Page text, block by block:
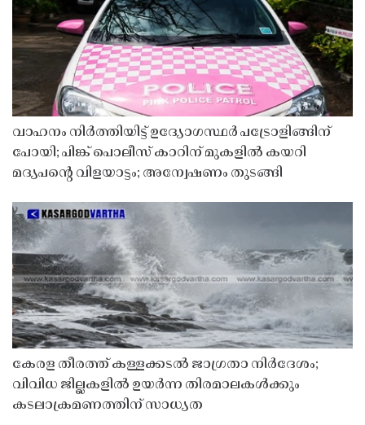
വാഹനം നിർത്തിയിട്ട് ഉദ്യോഗസ്ഥർ പട്രോളിങ്ങിന്
പോയി; പിങ്ക് പൊലീസ് കാറിന് മുകളിൽ കയറി
മദ്യപൻ്റെ വിളയാട്ടം; അന്വേഷണം തുടങ്ങി
കേരള തീരത്ത് കള്ളക്കടൽ ജാഗ്രതാ നിർദേശം;
വിവിധ ജില്ലകളിൽ ഉയർന്ന തിരമാലകൾക്കും
കടലാക്രമണത്തിന് സാധ്യത